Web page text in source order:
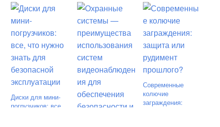
Диски для мини-
погрузчиков: все,
Современные
колючие
заграждения: